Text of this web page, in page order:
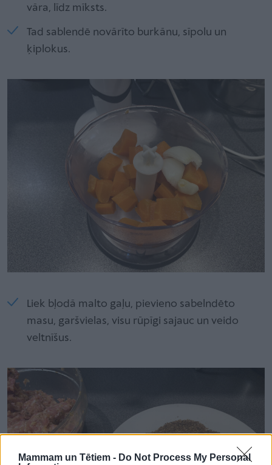
Mammam un Tētiem - Do Not Process My Personal
vāra, līdz mīksts.
Tad sablendē novārīto burkānu, sīpolu un
ķiplokus.
Liek bļodā malto gaļu, pievieno sabelndēto
masu, garšvielas, visu rūpīgi sajauc un veido
veltnīšus.